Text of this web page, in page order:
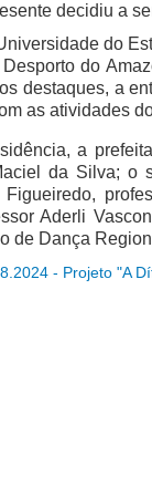
decidiu a
do
do
destaques, a
as atividades
a
da Silva; o
Aderli
de Dança
- Projeto "A